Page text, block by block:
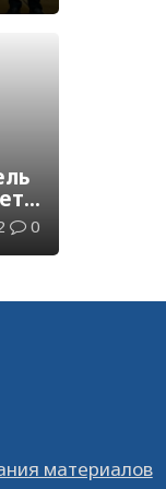
0
материалов